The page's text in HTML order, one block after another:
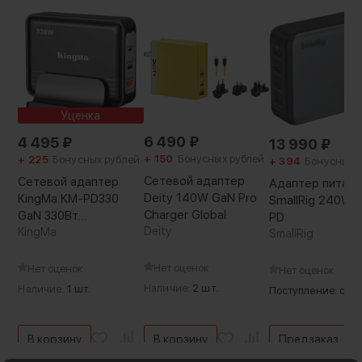
Подключение:
Lightning
Уценка
4 495 ₽
+ 225 Бонусных рублей
Сетевой адаптер
KingMa KM-PD330
GaN 330Вт
(Уцененный кат.А)
KingMa
Нет оценок
Наличие: 1 шт.
В корзину
6 490 ₽
+ 150 Бонусных рублей
Сетевой адаптер
Deity 140W GaN Pro
Charger Global
Deity
Нет оценок
Наличие: 2 шт.
В корзину
13 990 ₽
+ 394 Бонусных
Адаптер
SmallRig 240W
PD
SmallRig
Нет оценок
Поступление:
Предзаказ